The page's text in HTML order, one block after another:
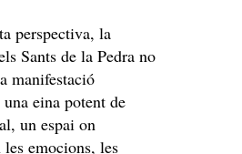
perspectiva, la
Sants de la Pedra no
manifestació
eina potent de
un espai on
les emocions, les